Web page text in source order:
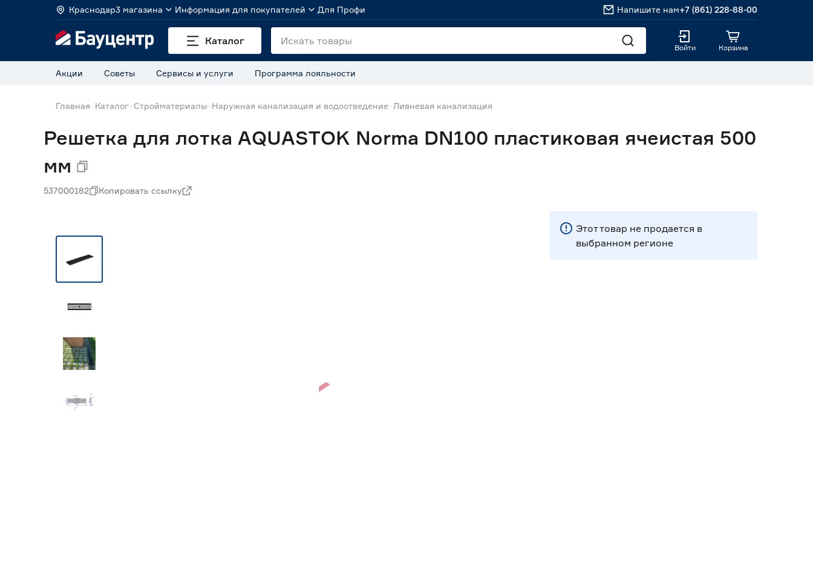
Краснодар3 магазина Информация для покупателей Для Профи Напишите нам+7 (861) 228-88-00
Каталог
Войти Корзина
Акции Советы Сервисы и услуги Программа лояльности
Главная Каталог Стройматериалы Наружная канализация и водоотведение Ливневая канализация
Решетка для лотка AQUASTOK Norma DN100 пластиковая ячеистая 500
мм
537000182 Копировать ссылку
Этот товар не продается в
выбранном регионе